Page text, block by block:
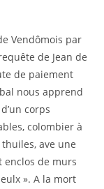
Vendômois par
de Jean de
de paiement
nous apprend
corps
colombier à
ave une
de murs
». A la mort